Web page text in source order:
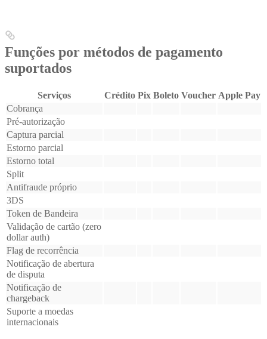
Funções por métodos de pagamento
suportados
Serviços Crédito Pix Boleto Voucher Apple Pay
Cobrança
Pré-autorização
Captura parcial
Estorno parcial
Estorno total
Split
Antifraude próprio
3DS
Token de Bandeira
Validação de cartão (zero
dollar auth)
Flag de recorrência
Notificação de abertura
de disputa
Notificação de
chargeback
Suporte a moedas
internacionais